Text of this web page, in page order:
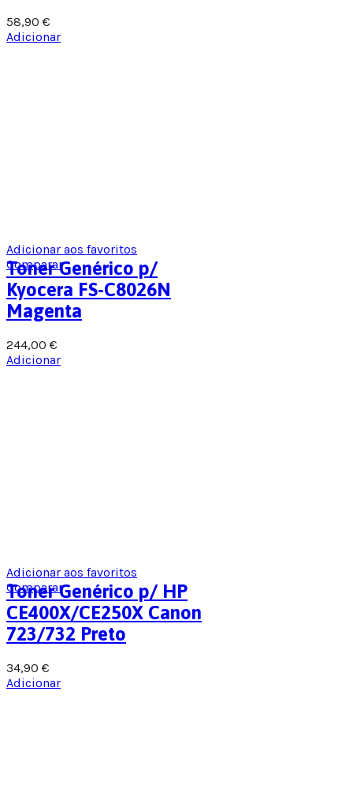
58,90 €
Adicionar
Adicionar aos favoritos
Comparar
Toner Genérico p/
Kyocera FS-C8026N
Magenta
244,00 €
Adicionar
Adicionar aos favoritos
Comparar
Toner Genérico p/ HP
CE400X/CE250X Canon
723/732 Preto
34,90 €
Adicionar